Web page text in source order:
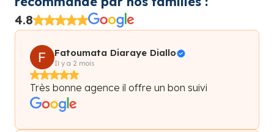
4.8
Fatoumata Diaraye Diallo
Il y a 2 mois
Très bonne agence il offre un bon suivi